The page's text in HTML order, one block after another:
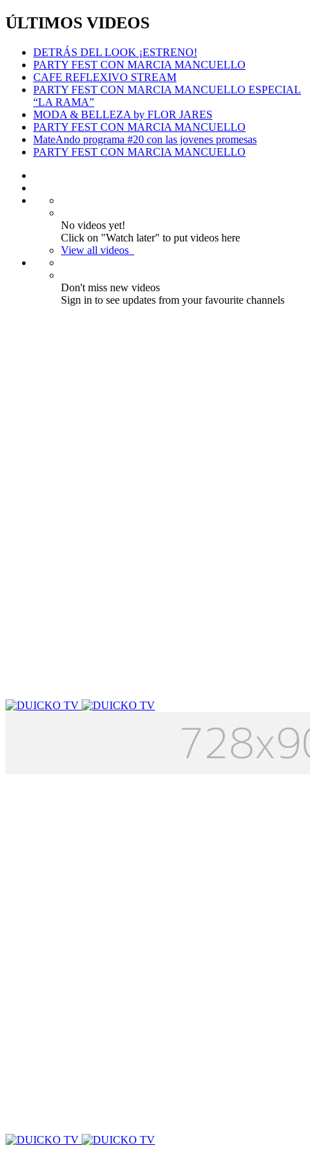
ÚLTIMOS VIDEOS
DETRÁS DEL LOOK ¡ESTRENO!
PARTY FEST CON MARCIA MANCUELLO
CAFE REFLEXIVO STREAM
PARTY FEST CON MARCIA MANCUELLO ESPECIAL
“LA RAMA”
MODA & BELLEZA by FLOR JARES
PARTY FEST CON MARCIA MANCUELLO
MateAndo programa #20 con las jovenes promesas
PARTY FEST CON MARCIA MANCUELLO
No videos yet!
Click on "Watch later" to put videos here
View all videos
Don't miss new videos
Sign in to see updates from your favourite channels